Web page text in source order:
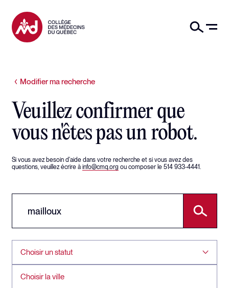
Modifier ma recherche
Veuillez confirmer que
vous n'êtes pas un robot.
Si vous avez besoin d'aide dans votre recherche et si vous avez des
questions, veuillez écrire à info@cmq.org ou composer le 514 933-4441.